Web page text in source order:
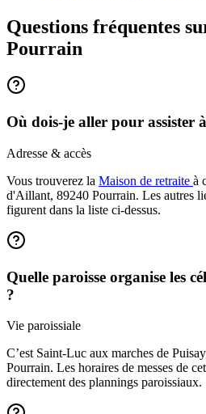
Questions fréquentes
Pourrain
Où dois-je aller pour assister
Adresse & accès
Vous trouverez la Maison de retraite à
d'Aillant, 89240 Pourrain. Les autres
figurent dans la liste ci-dessus.
Quelle paroisse organise les
?
Vie paroissiale
C’est Saint-Luc aux marches de
Pourrain. Les horaires de messes de
directement des plannings paroissiaux.